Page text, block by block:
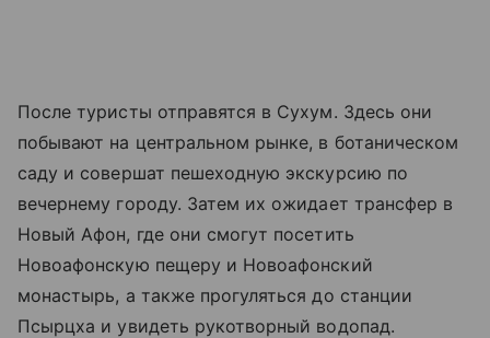
После туристы отправятся в Сухум. Здесь они
побывают на центральном рынке, в ботаническом
саду и совершат пешеходную экскурсию по
вечернему городу. Затем их ожидает трансфер в
Новый Афон, где они смогут посетить
Новоафонскую пещеру и Новоафонский
монастырь, а также прогуляться до станции
Псырцха и увидеть рукотворный водопад.